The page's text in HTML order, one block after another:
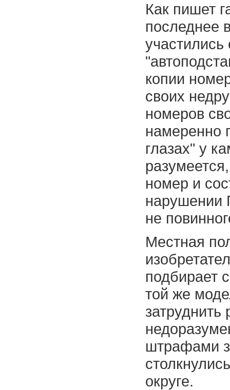
Как пишет
последнее
копии
своих
номеров
намеренно
глазах" у
номер и
нарушении
не
Местная
подбирает
той же
затруднить
штрафами
округе.